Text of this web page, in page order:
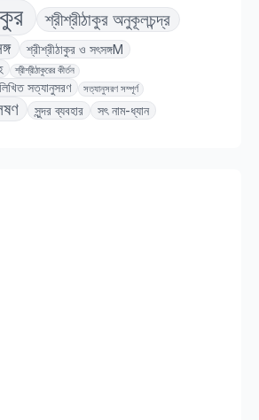
শ্রীশ্রীঠাকুর অনুকূলচন্দ্র
শ্রীশ্রীঠাকুর ও সৎসঙ্গM
শ্রীশ্রীঠাকুরের কীর্তন
সত্যানুসরণ সত্যানুসরণ সম্পূর্ণ
সুন্দর ব্যবহার
সৎ নাম-ধ্যান